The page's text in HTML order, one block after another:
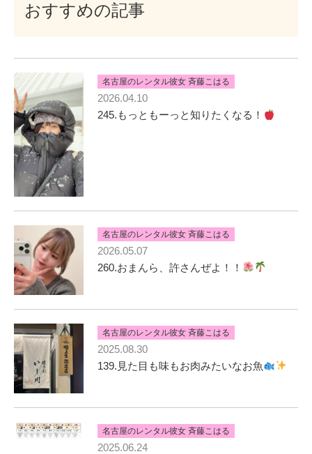
おすすめの記事
名古屋のレンタル彼女 斉藤こはる
2026.04.10
245.もっともーっと知りたくなる！
名古屋のレンタル彼女 斉藤こはる
2026.05.07
260.おまんら、許さんぜよ！！
名古屋のレンタル彼女 斉藤こはる
2025.08.30
139.見た目も味もお肉みたいなお魚
名古屋のレンタル彼女 斉藤こはる
2025.06.24